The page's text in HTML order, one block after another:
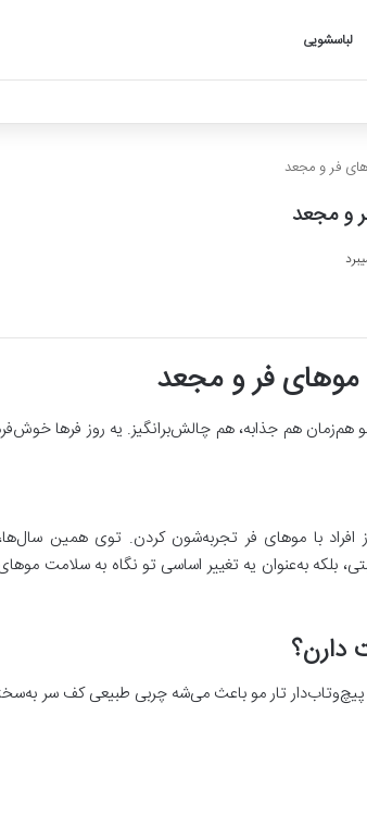
لباسشویی
فر و مجعد
و مجعد
موهای فر و مجعد
هم جذابه، هم چالش‌برانگیز. یه روز فرها
با موهای فر تجربه‌شون کردن. توی همین
بلکه به‌عنوان یه تغییر اساسی تو نگاه به سلامت
دارن؟
تار مو باعث می‌شه چربی طبیعی کف سر